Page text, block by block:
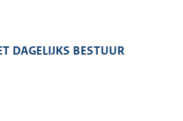
DAGELIJKS BESTUUR